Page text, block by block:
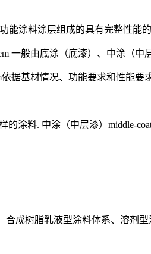
能涂料涂层组成的具有完整性能
一般由底涂（底漆）、中涂（
依据基材情况、功能要求和性能
的涂料. 中涂（中层漆）middle-
合成树脂乳液型涂料体系、溶剂